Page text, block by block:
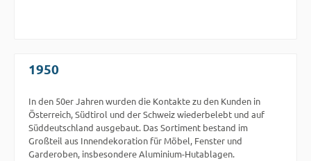
1950
In den 50er Jahren wurden die Kontakte zu den Kunden in
Österreich, Südtirol und der Schweiz wiederbelebt und auf
Süddeutschland ausgebaut. Das Sortiment bestand im
Großteil aus Innendekoration für Möbel, Fenster und
Garderoben, insbesondere Aluminium-Hutablagen.